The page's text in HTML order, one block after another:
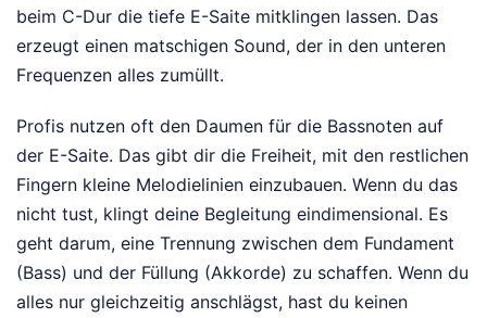
beim C-Dur die tiefe E-Saite mitklingen lassen. Das
erzeugt einen matschigen Sound, der in den unteren
Frequenzen alles zumüllt.
Profis nutzen oft den Daumen für die Bassnoten auf
der E-Saite. Das gibt dir die Freiheit, mit den restlichen
Fingern kleine Melodielinien einzubauen. Wenn du das
nicht tust, klingt deine Begleitung eindimensional. Es
geht darum, eine Trennung zwischen dem Fundament
(Bass) und der Füllung (Akkorde) zu schaffen. Wenn du
alles nur gleichzeitig anschlägst, hast du keinen